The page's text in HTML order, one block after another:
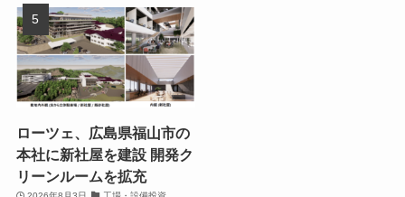
ローツェ、広島県福山市の
本社に新社屋を建設 開発ク
リーンルームを拡充